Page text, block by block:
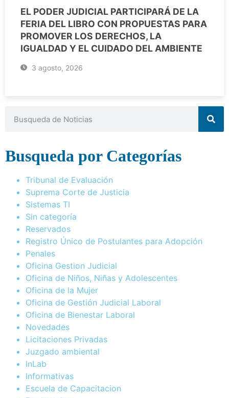
EL PODER JUDICIAL PARTICIPARÁ DE LA
FERIA DEL LIBRO CON PROPUESTAS PARA
PROMOVER LOS DERECHOS, LA
IGUALDAD Y EL CUIDADO DEL AMBIENTE
3 agosto, 2026
Busqueda por Categorías
Tribunal de Evaluación
Suprema Corte de Justicia
Sistemas TI
Sin categoría
Reservados
Registro Único de Postulantes para Adopción
Penales
Oficina Gestion Judicial
Oficina de Niños, Niñas y Adolescentes
Oficina de la Mujer
Oficina de Gestión Judicial Laboral
Oficina de Bienestar Laboral
Novedades
Licitaciones Privadas
Juzgado ambiental
InLab
Informativas
Escuela de Capacitacion